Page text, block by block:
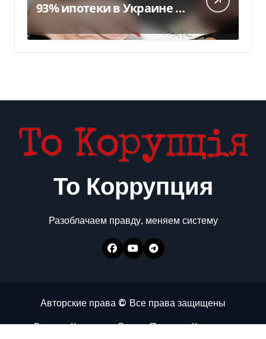
93% ипотеки в Украине –
банкиры
То Коррупция
Разоблачаем правду, меняем систему
Авторские права © Все права защищены
ГлавнаяКоррупцияБизнесПолитикаКонтакты